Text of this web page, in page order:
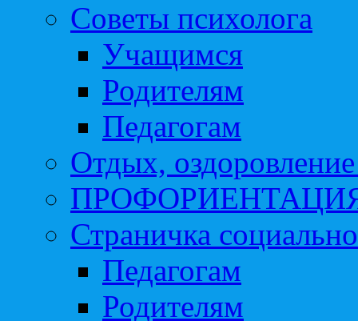
Советы психолога
Учащимся
Родителям
Педагогам
Отдых, оздоровление
Страничка
Педагогам
Родителям